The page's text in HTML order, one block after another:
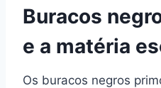
Buracos
e a matéria
Os buracos negros